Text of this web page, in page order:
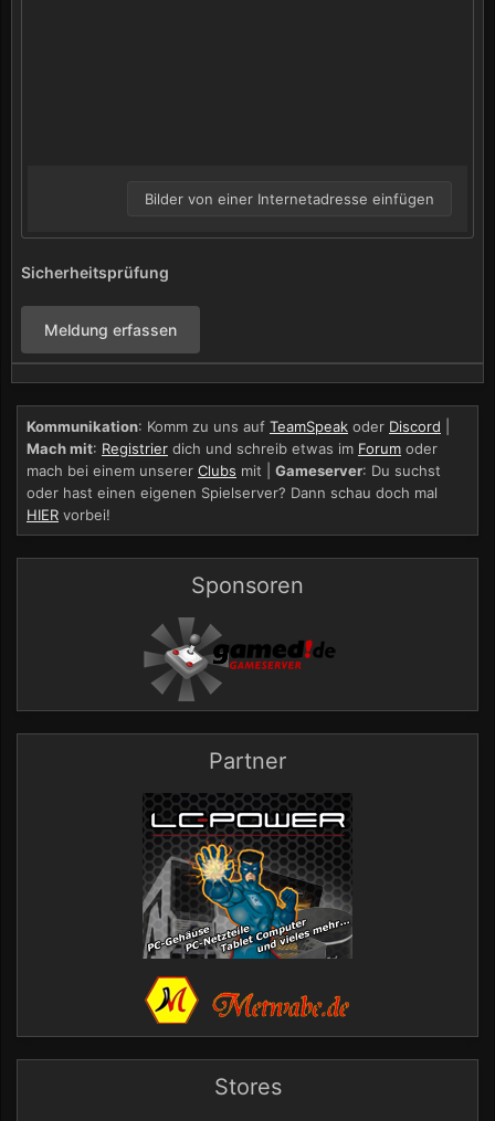
Bilder von einer Internetadresse einfügen
Sicherheitsprüfung
Meldung erfassen
Kommunikation: Komm zu uns auf TeamSpeak oder Discord
Mach mit: Registrier dich und schreib etwas im Forum oder
mach bei einem unserer Clubs mit | Gameserver: Du suchst
oder hast einen eigenen Spielserver? Dann schau doch mal
HIER vorbei!
Sponsoren
Partner
Stores